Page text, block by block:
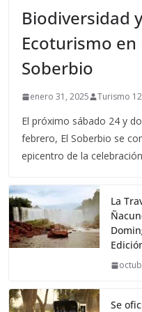
Biodiversidad
Ecoturismo en
Soberbio
enero 31, 2025 Turismo 12
El próximo sábado 24 y
febrero, El Soberbio se
epicentro de la
La
Se